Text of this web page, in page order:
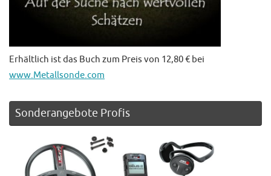
Erhältlich ist das Buch zum Preis von 12,80 € bei
www.Metallsonde.com
Sonderangebote Profis